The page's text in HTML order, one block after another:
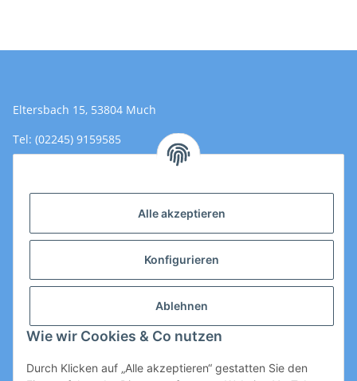
Alle akzeptieren
Konfigurieren
Ablehnen
Wie wir Cookies & Co nutzen
Durch Klicken auf „Alle akzeptieren“ gestatten Sie den
Eltersbach 15, 53804 Much
Tel: (02245) 9159585
Email: Kontakt@toromedical.de
Öffnungszeiten (Mo-Fr.) 8:00 - 17:00